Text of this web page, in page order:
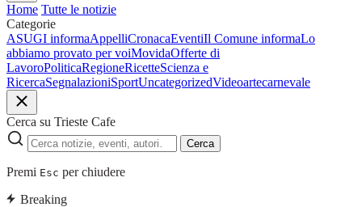
Home Tutte le notizie
Categorie
ASUGI informaAppelliCronacaEventiIl Comune informaLo
abbiamo provato per voiMovidaOfferte di
LavoroPoliticaRegioneRicetteScienza e
RicercaSegnalazioniSportUncategorizedVideoartecarnevale
Cerca su Trieste Cafe
Cerca
Premi Esc per chiudere
Breaking